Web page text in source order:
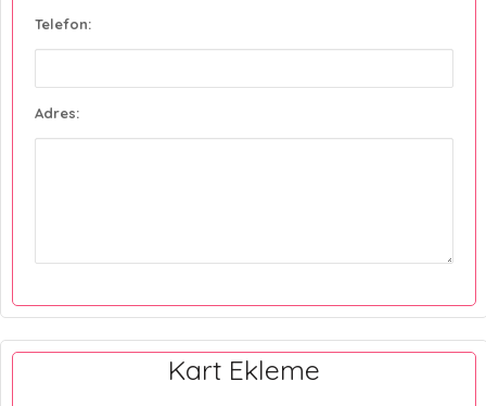
Telefon:
Adres:
Kart Ekleme